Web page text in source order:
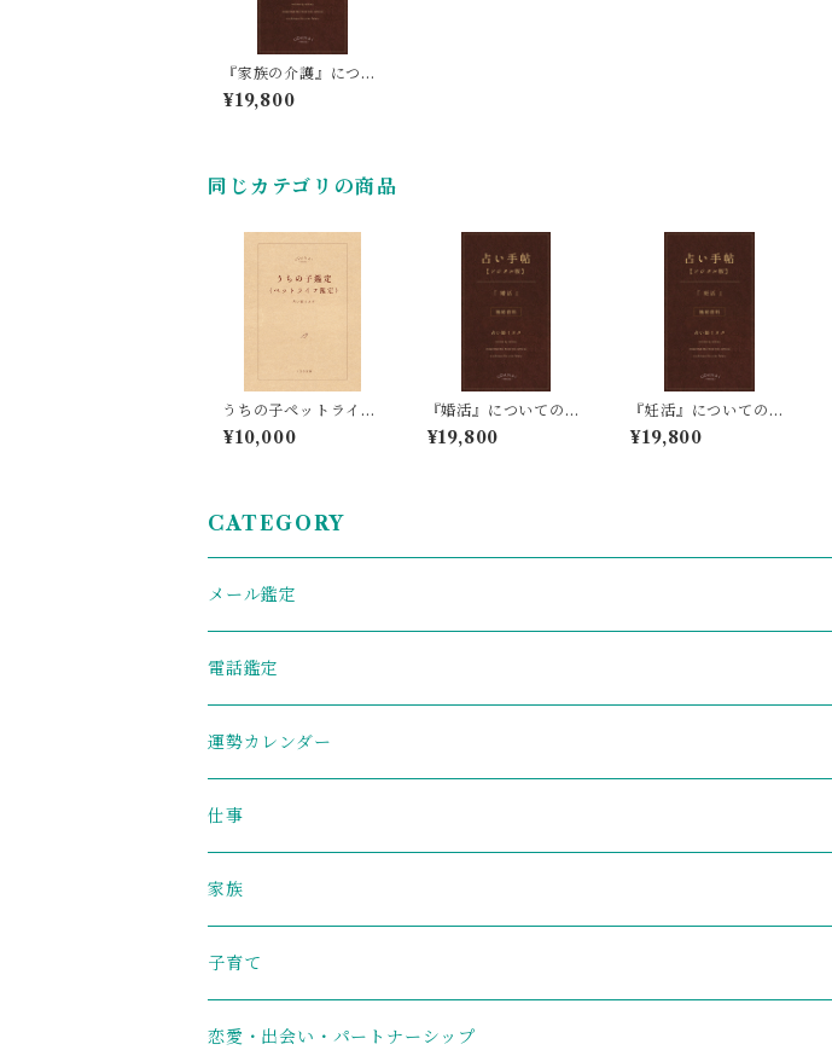
『家族の介護』につい
ての四柱推命占い鑑定
¥19,800
同じカテゴリの商品
うちの子ペットライフ
鑑定（1匹分／メール
鑑定／四柱推命）
¥10,000
『婚活』についての四
柱推命占い鑑定
¥19,800
『妊活』についての四
柱推命占い鑑定
¥19,800
CATEGORY
メール鑑定
電話鑑定
運勢カレンダー
仕事
家族
子育て
恋愛・出会い・パートナーシップ